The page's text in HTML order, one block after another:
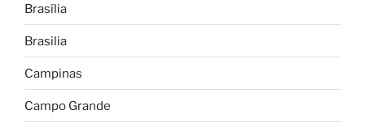
Brasília
Brasilia
Campinas
Campo Grande